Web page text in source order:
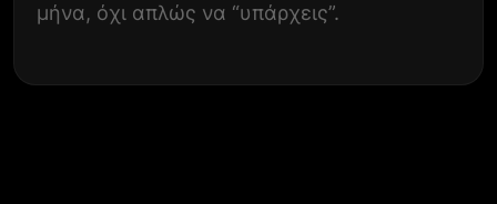
μήνα, όχι απλώς να “υπάρχεις”.